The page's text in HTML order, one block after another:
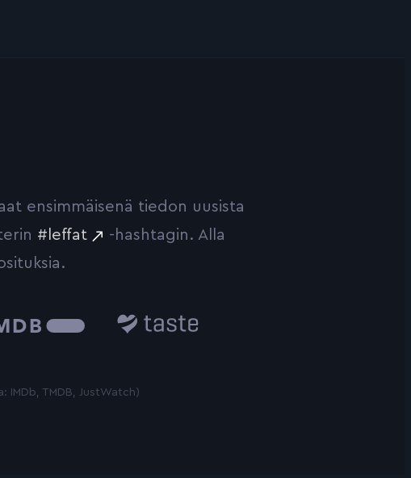
ensimmäisenä tiedon uusista
#leffat
-hashtagin. Alla
TMDB, JustWatch)